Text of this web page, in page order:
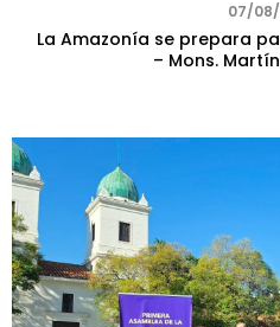
07/
La Amazonía se prepara
– Mons.